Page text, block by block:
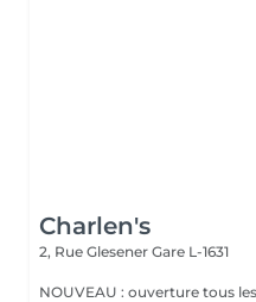
Charlen's
2, Rue Glesener Gare L-1631
NOUVEAU : ouverture tous